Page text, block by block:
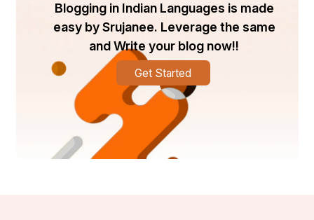
Blogging in Indian Languages is made
easy by Srujanee. Leverage the same
and Write your blog now!!
Get Started